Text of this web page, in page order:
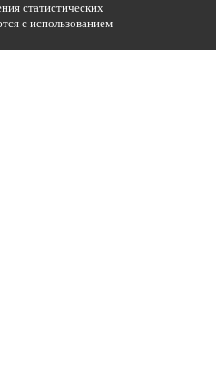
статистических
с использованием